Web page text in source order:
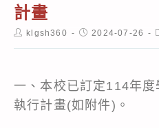
計畫
Postklgsh360
Post2024-07-26
一、本校已訂定114年
執行計畫(如附件)。